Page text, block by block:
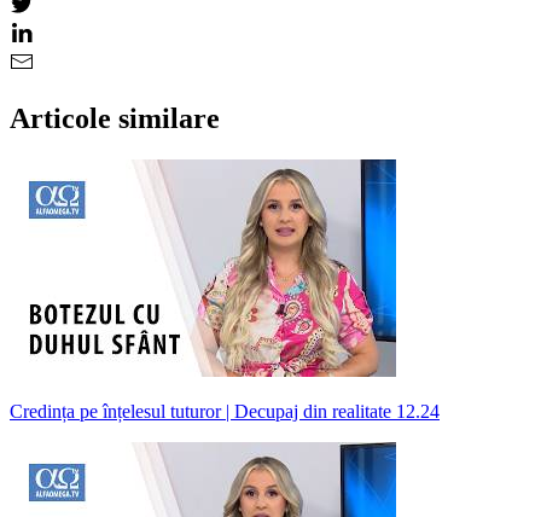
Articole similare
Credința pe înțelesul tuturor | Decupaj din realitate 12.24